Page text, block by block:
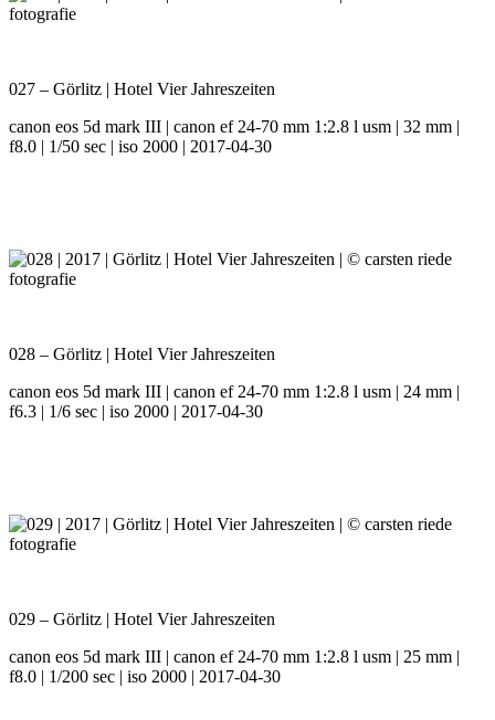
027 – Görlitz | Hotel Vier Jahreszeiten
canon eos 5d mark III | canon ef 24-70 mm 1:2.8 l usm | 32 mm |
f8.0 | 1/50 sec | iso 2000 | 2017-04-30
028 – Görlitz | Hotel Vier Jahreszeiten
canon eos 5d mark III | canon ef 24-70 mm 1:2.8 l usm | 24 mm |
f6.3 | 1/6 sec | iso 2000 | 2017-04-30
029 – Görlitz | Hotel Vier Jahreszeiten
canon eos 5d mark III | canon ef 24-70 mm 1:2.8 l usm | 25 mm |
f8.0 | 1/200 sec | iso 2000 | 2017-04-30